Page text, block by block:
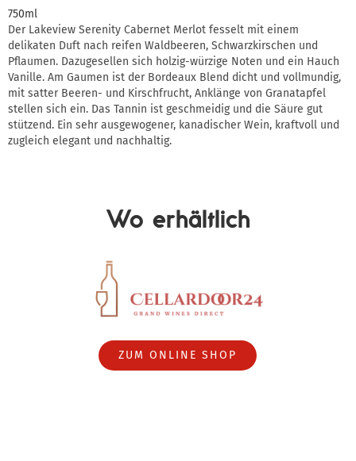
750ml
Der Lakeview Serenity Cabernet Merlot fesselt mit einem
delikaten Duft nach reifen Waldbeeren, Schwarzkirschen und
Pflaumen. Dazugesellen sich holzig-würzige Noten und ein Hauch
Vanille. Am Gaumen ist der Bordeaux Blend dicht und vollmundig,
mit satter Beeren- und Kirschfrucht, Anklänge von Granatapfel
stellen sich ein. Das Tannin ist geschmeidig und die Säure gut
stützend. Ein sehr ausgewogener, kanadischer Wein, kraftvoll und
zugleich elegant und nachhaltig.
Wo erhältlich
ZUM ONLINE SHOP